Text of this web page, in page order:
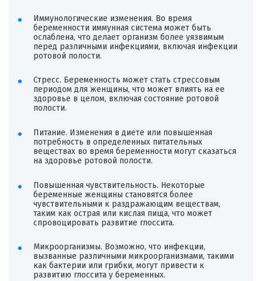
Иммунологические изменения. Во время
беременности иммунная система может быть
ослаблена, что делает организм более уязвимым
перед различными инфекциями, включая инфекции
ротовой полости.
Стресс. Беременность может стать стрессовым
периодом для женщины, что может влиять на ее
здоровье в целом, включая состояние ротовой
полости.
Питание. Изменения в диете или повышенная
потребность в определенных питательных
веществах во время беременности могут сказаться
на здоровье ротовой полости.
Повышенная чувствительность. Некоторые
беременные женщины становятся более
чувствительными к раздражающим веществам,
таким как острая или кислая пища, что может
спровоцировать развитие глоссита.
Микроорганизмы. Возможно, что инфекции,
вызванные различными микроорганизмами, такими
как бактерии или грибки, могут привести к
развитию глоссита у беременных.